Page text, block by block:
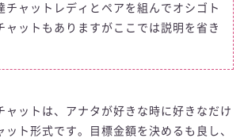
ャットレディとペアを組んでオシゴト
ャットもありますがここでは説明を省き
ャットは、アナタが好きな時に好きなだけ
ット形式です。目標金額を決めるも良し、